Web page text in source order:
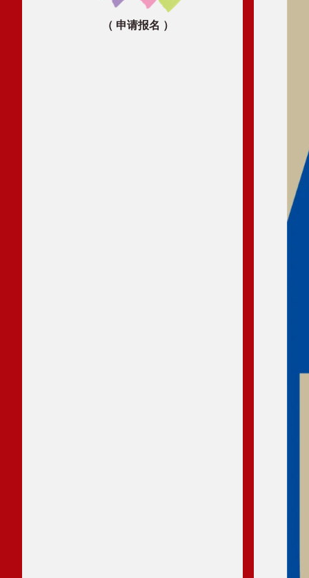
（ 申请报名 ）